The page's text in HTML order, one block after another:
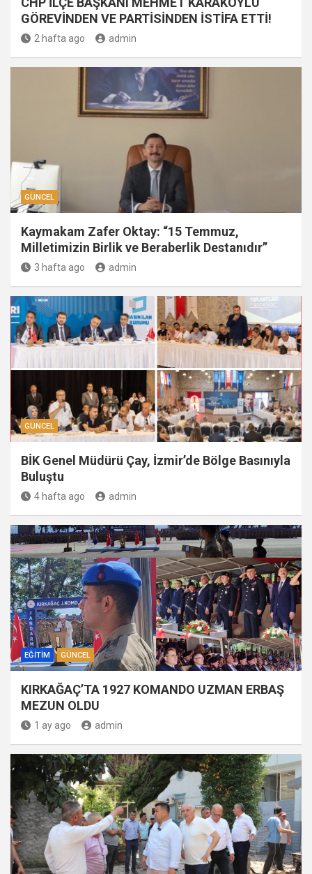
GÖREVİNDEN VE PARTİSİNDEN İSTİFA ETTİ!
2 hafta ago admin
GÜNCEL
Kaymakam Zafer Oktay: “15 Temmuz,
Milletimizin Birlik ve Beraberlik Destanıdır”
3 hafta ago admin
GÜNCEL
BİK Genel Müdürü Çay, İzmir’de Bölge Basınıyla
Buluştu
4 hafta ago admin
EĞITIM GÜNCEL
KIRKAĞAÇ’TA 1927 KOMANDO UZMAN ERBAŞ
MEZUN OLDU
1 ay ago admin